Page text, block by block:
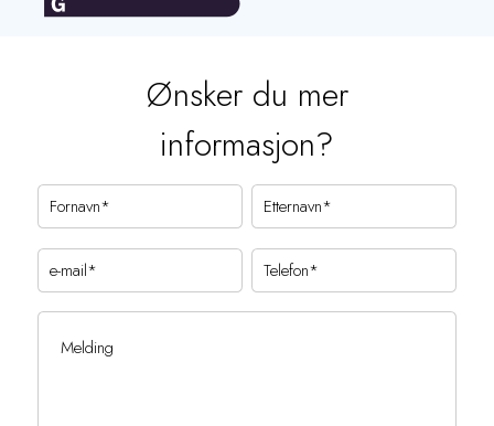
Ønsker du mer
informasjon?